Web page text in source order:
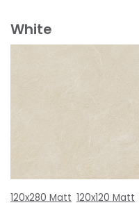
White
120x280 Matt 120x120 Matt